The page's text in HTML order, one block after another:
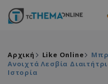
Αρχική Like Online
Ανοιχτά Λεσβία
Ιστορία